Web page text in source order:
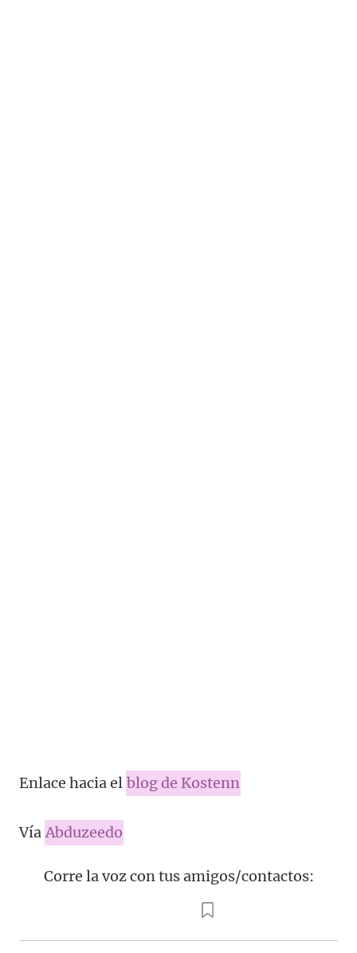
Enlace hacia el blog de Kostenn
Vía Abduzeedo
Corre la voz con tus amigos/contactos: